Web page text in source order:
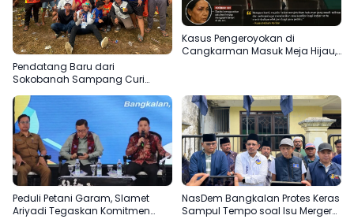
Pendatang Baru dari
Sokobanah Sampang Curi
Bangkalan, Super Marcoet Juara
1 Galatama
Kasus Pengeroyokan di
Cangkarman Masuk Meja Hijau,
Peduli Petani Garam, Slamet
Ariyadi Tegaskan Komitmen
NasDem Bangkalan Protes Keras
Sampul Tempo soal Isu Merger